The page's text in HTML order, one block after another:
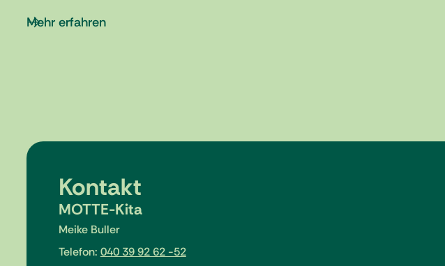
Mehr erfahren
Kontakt
MOTTE-Kita
Meike Buller
Telefon: 040 39 92 62 -52